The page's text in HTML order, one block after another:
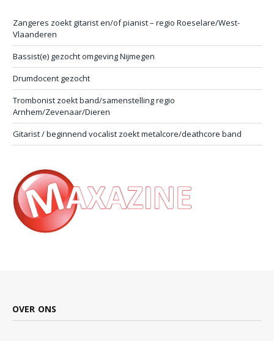
Zangeres zoekt gitarist en/of pianist – regio Roeselare/West-
Vlaanderen
Bassist(e) gezocht omgeving Nijmegen
Drumdocent gezocht
Trombonist zoekt band/samenstelling regio
Arnhem/Zevenaar/Dieren
Gitarist / beginnend vocalist zoekt metalcore/deathcore band
OVER ONS